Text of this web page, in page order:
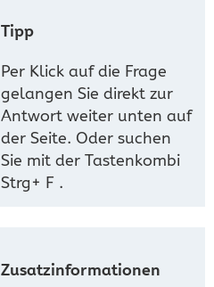
Tipp
Per Klick auf die Frage
gelangen Sie direkt zur
Antwort weiter unten auf
der Seite. Oder suchen
Sie mit der Tastenkombi
Strg+ F .
Zusatzinformationen